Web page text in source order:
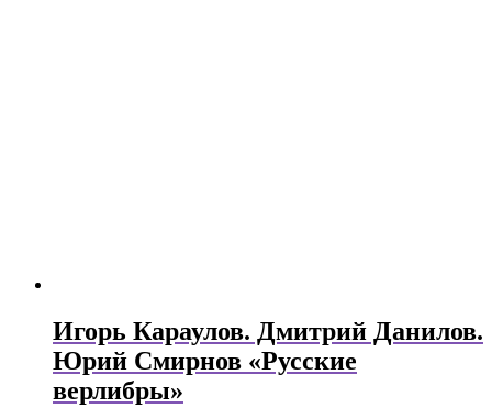
Игорь Караулов. Дмитрий Данилов.
Юрий Смирнов «Русские
верлибры»